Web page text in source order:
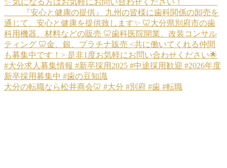
大分の転職なら松井商会🦷 #大分 #別府 #歯 #転職